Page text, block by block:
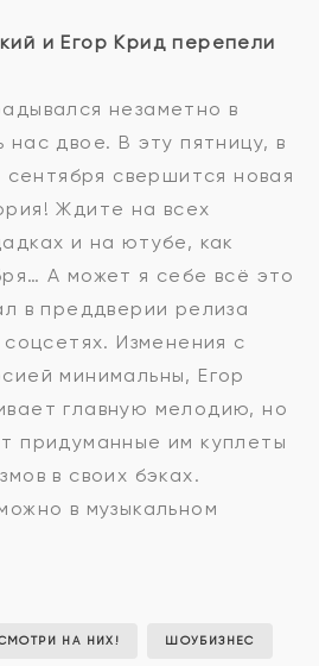
и Егор Крид перепели
незаметно в
нас двое. В эту пятницу, в
свершится новая
Ждите на всех
и на ютубе, как
А может я себе всё это
в преддверии релиза
Изменения с
минимальны, Егор
главную мелодию, но
придуманные им куплеты
в своих бэках.
в музыкальном
НА НИХ! ШОУБИЗНЕС